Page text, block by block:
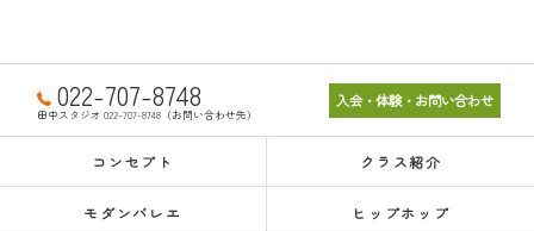
022-707-8748
田中スタジオ 022-707-8748（お問い合わせ先）
入会・体験・お問い合わせ
コンセプト クラス紹介
モダンバレエ ヒップホップ